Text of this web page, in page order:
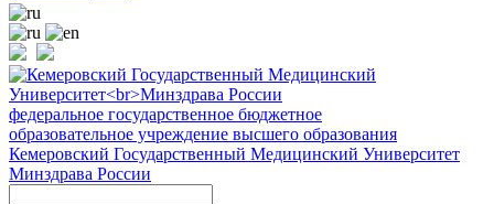
федеральное государственное бюджетное
образовательное учреждение высшего образования
Кемеровский Государственный Медицинский Университет
Минздрава России